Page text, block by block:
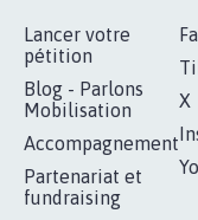
Lancer votre
pétition
Blog - Parlons
Mobilisation
Accompagnement
Partenariat et
fundraising
X